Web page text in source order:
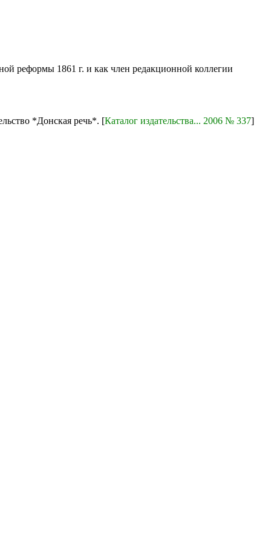
реформы 1861 г. и как член редакционной коллегии
*Донская речь*. [Каталог издательства... 2006 № 337]